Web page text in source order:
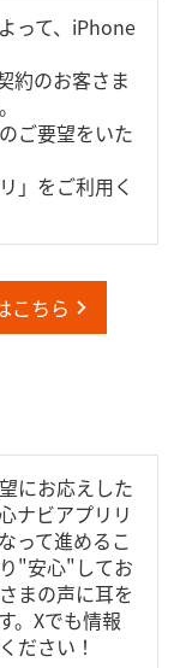
って、iPhone
約のお客さま
ご要望をいた
」をご利用く
こちら
にお応えした
ナビアプリリ
って進めるこ
"安心"してお
まの声に耳を
。Xでも情報
ださい！